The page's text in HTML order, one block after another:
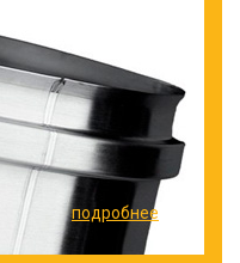
подробнее